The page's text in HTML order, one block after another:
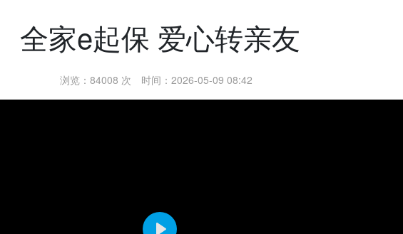
全家e起保 爱心转亲友
浏览：84008 次 时间：2026-05-09 08:42